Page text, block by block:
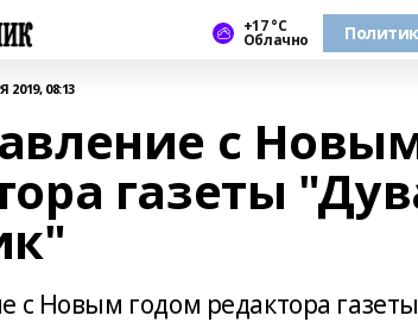
+17 °С
Облачно
2019, 08:13
с
газеты
с Новым годом редактора